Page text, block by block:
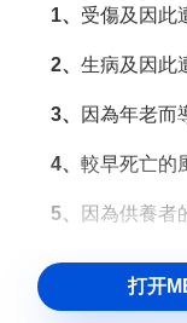
1、 受傷及因此
2、 生病及因此
3、 因為年老而
4、 較早死亡的
5、 因為供養者
打开